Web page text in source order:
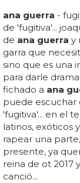
ana guerra -
de 'fugitiva'...
de ana guerra y
garra que
sino que es una
para darle
fichado a ana
puede escuchar
'fugitiva'... en el
latinos, exóticos
rapear una
presente, ya
reina de ot 2017
canció...